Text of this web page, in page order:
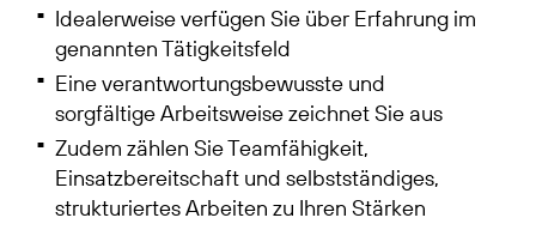
Idealerweise verfügen Sie über Erfahrung im
genannten Tätigkeitsfeld
Eine verantwortungsbewusste und
sorgfältige Arbeitsweise zeichnet Sie aus
Zudem zählen Sie Teamfähigkeit,
Einsatzbereitschaft und selbstständiges,
strukturiertes Arbeiten zu Ihren Stärken